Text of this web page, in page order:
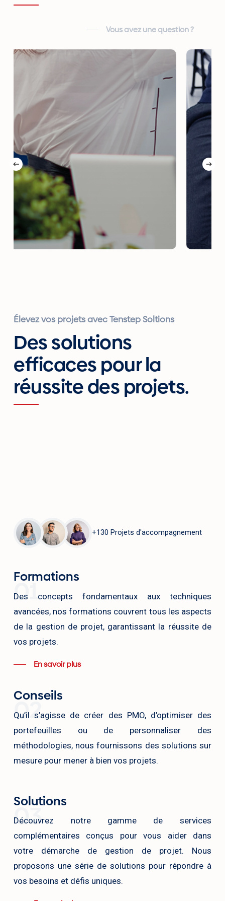
Vous avez une question ?
Pré-inscription
Élevez vos projets avec Tenstep Soltions
Des solutions
efficaces pour la
réussite des projets.
+130 Projets d'accompagnement
01
Formations
Des concepts fondamentaux aux techniques
avancées, nos formations couvrent tous les aspects
de la gestion de projet, garantissant la réussite de
vos projets.
En savoir plus
02
Conseils
Qu’il s’agisse de créer des PMO, d’optimiser des
portefeuilles ou de personnaliser des
méthodologies, nous fournissons des solutions sur
mesure pour mener à bien vos projets.
03
Solutions
Découvrez notre gamme de services
complémentaires conçus pour vous aider dans
votre démarche de gestion de projet. Nous
proposons une série de solutions pour répondre à
vos besoins et défis uniques.